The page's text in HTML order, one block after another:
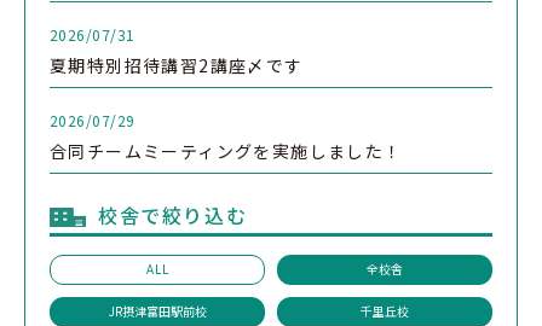
2026/07/31
夏期特別招待講習2講座〆です
2026/07/29
合同チームミーティングを実施しました！
校舎で絞り込む
ALL 全校舎
JR摂津富田駅前校 千里丘校